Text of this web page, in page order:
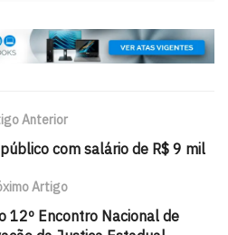
abordado em reportagem
de quem há 15 anos se
por meio da Companhia
ligado à Secretaria de
Anterior
com salário de R$ 9 mil
Artigo
12º Encontro Nacional de